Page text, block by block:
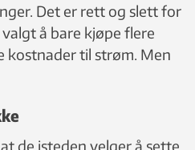
Det er rett og slett for
å bare kjøpe flere
kostnader til strøm. Men
de isteden velger å sette